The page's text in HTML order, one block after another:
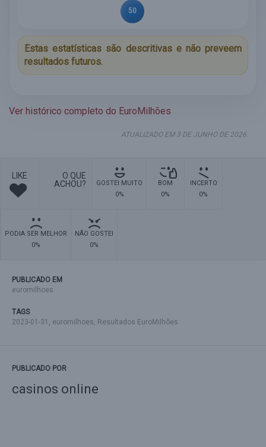
50
Estas estatísticas são descritivas e não preveem
resultados futuros.
Ver histórico completo do EuroMilhões
ATUALIZADO EM 3 DE JUNHO DE 2026.
LIKE
O QUE
ACHOU?
GOSTEI MUITO
0%
BOM
0%
INCERTO
0%
PODIA SER MELHOR
0%
NÃO GOSTEI
0%
PUBLICADO EM
euromilhoes
TAGS
2023-01-31 , euromilhoes, Resultados EuroMilhões
PUBLICADO POR
casinos online